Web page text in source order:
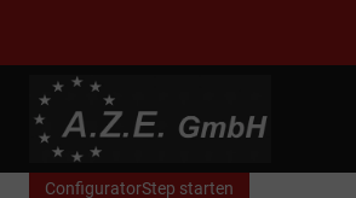
info E-Mail-Anfrage an Fa. A.Z.E. GmbH
ConfiguratorStep starten